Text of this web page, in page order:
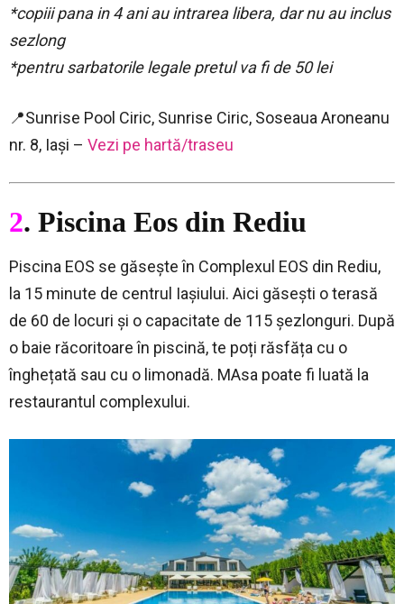
*copiii pana in 4 ani au intrarea libera, dar nu au inclus
sezlong
*pentru sarbatorile legale pretul va fi de 50 lei
📍Sunrise Pool Ciric, Sunrise Ciric, Soseaua Aroneanu
nr. 8, Iași – Vezi pe hartă/traseu
2. Piscina Eos din Rediu
Piscina EOS se găsește în Complexul EOS din Rediu,
la 15 minute de centrul Iașiului. Aici găsești o terasă
de 60 de locuri și o capacitate de 115 șezlonguri. După
o baie răcoritoare în piscină, te poți răsfăța cu o
înghețată sau cu o limonadă. MAsa poate fi luată la
restaurantul complexului.